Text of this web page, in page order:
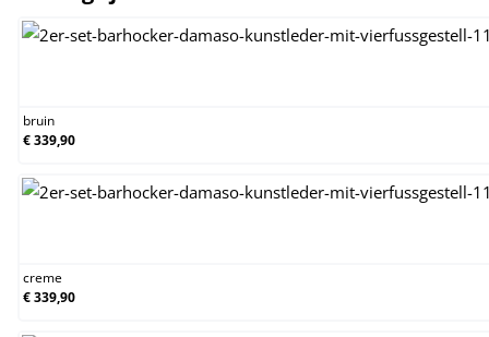
bruin
€ 339,90
creme
€ 339,90